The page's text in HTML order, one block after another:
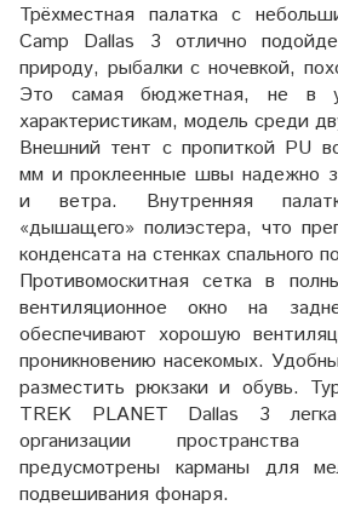
Трёхместная палатка с
Camp Dallas 3 отлично
природу, рыбалки с ночевкой,
Это самая бюджетная, не в
характеристикам, модель среди
Внешний тент с пропиткой PU
мм и проклеенные швы надежно
и ветра. Внутренняя
«дышащего» полиэстера, что
конденсата на стенках спального
Противомоскитная сетка в
вентиляционное окно на
обеспечивают хорошую
проникновению насекомых.
разместить рюкзаки и обувь.
TREK PLANET Dallas 3
организации
предусмотрены карманы для
подвешивания фонаря.